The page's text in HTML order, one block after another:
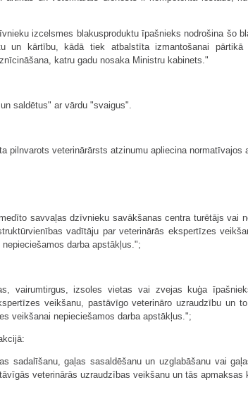
izcelsmes blakusproduktu īpašnieks nodrošina šo
un kārtību, kādā tiek atbalstīta izmantošanai pārtikā
katru gadu nosaka Ministru kabinets."
saldētus" ar vārdu "svaigus".
pilnvarots veterinārārsts atzinumu apliecina normatīvajos
savvaļas dzīvnieku savākšanas centra turētājs vai
vadītāju par veterinārās ekspertīzes
darba apstākļus.";
vairumtirgus, izsoles vietas vai zvejas kuģa
veikšanu, pastāvīgo veterināro uzraudzību un
veikšanai nepieciešamos darba apstākļus.";
sadalīšanu, gaļas sasaldēšanu un uzglabāšanu vai
veterinārās uzraudzības veikšanu un tās apmaksas